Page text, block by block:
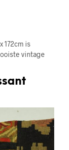
172cm is
vintage